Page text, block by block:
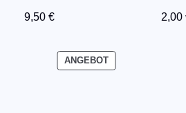
9,50 € 2,00
ANGEBOTPRODUKT
IM